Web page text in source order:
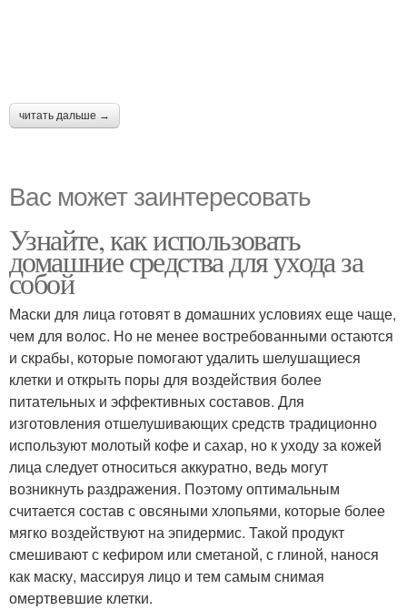
читать дальше →
Вас может заинтересовать
Узнайте, как использовать
домашние средства для ухода за
собой
Маски для лица готовят в домашних условиях еще чаще,
чем для волос. Но не менее востребованными остаются
и скрабы, которые помогают удалить шелушащиеся
клетки и открыть поры для воздействия более
питательных и эффективных составов. Для
изготовления отшелушивающих средств традиционно
используют молотый кофе и сахар, но к уходу за кожей
лица следует относиться аккуратно, ведь могут
возникнуть раздражения. Поэтому оптимальным
считается состав с овсяными хлопьями, которые более
мягко воздействуют на эпидермис. Такой продукт
смешивают с кефиром или сметаной, с глиной, нанося
как маску, массируя лицо и тем самым снимая
омертвевшие клетки.